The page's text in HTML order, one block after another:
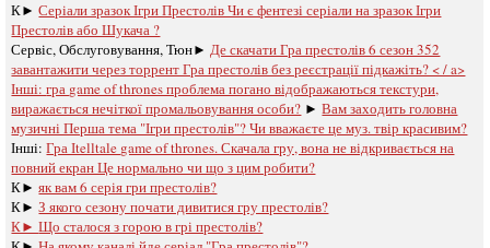
К►Серіали зразок Ігри Престолів Чи є фентезі серіали на зразок Ігри
Престолів або Шукача ?
Сервіс, Обслуговування, Тюн► Де скачати Гра престолів 6 сезон 352
завантажити через торрент Гра престолів без реєстрації підкажіть? < / a>
Інші:гра game of thrones проблема погано відображаються текстури,
виражається нечіткої промальовування особи? ►Вам заходить головна
музичні Перша тема "Ігри престолів"? Чи вважаєте це муз. твір красивим?
Інші:Гра Іtelltale game of thrones. Скачала гру, вона не відкривається на
повний екран Це нормально чи що з цим робити?
К►як вам 6 серія гри престолів?
К►З якого сезону почати дивитися гру престолів?
К►Що сталося з горою в грі престолів?